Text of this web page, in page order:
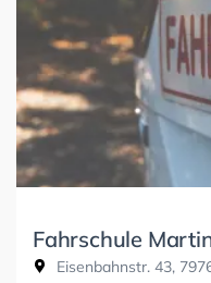
Fahrschule
Eisenbahnstr. 43,